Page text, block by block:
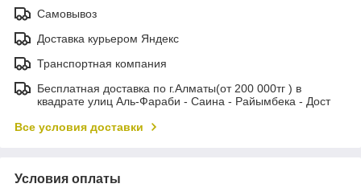
Самовывоз
Доставка курьером Яндекс
Транспортная компания
Бесплатная доставка по г.Алматы(от 200 000тг ) в
квадрате улиц Аль-Фараби - Саина - Райымбека - Дост
Все условия доставки
Условия оплаты